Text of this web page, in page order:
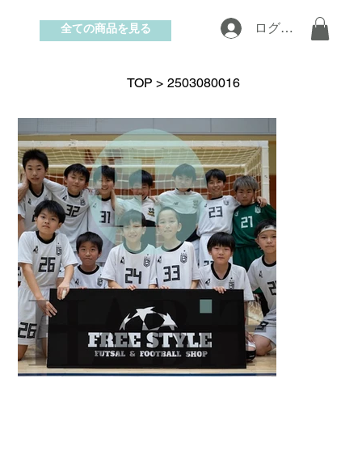
お問い合わせ
ログイン
全ての商品を見る
TOP > 2503080016